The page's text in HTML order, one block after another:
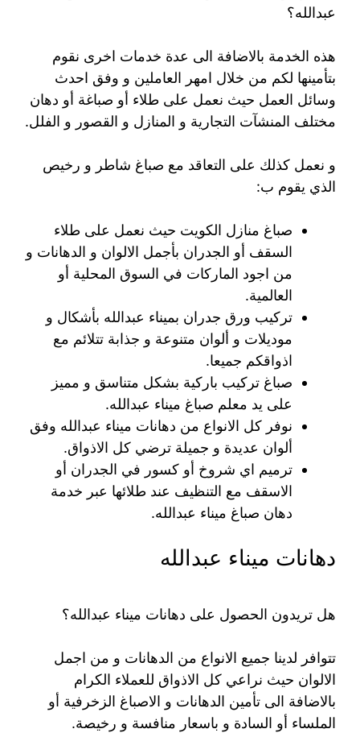
عبدالله؟
هذه الخدمة بالاضافة الى عدة خدمات اخرى نقوم
بتأمينها لكم من خلال امهر العاملين و وفق احدث
وسائل العمل حيث نعمل على طلاء أو صباغة أو دهان
مختلف المنشآت التجارية و المنازل و القصور و الفلل.
و نعمل كذلك على التعاقد مع صباغ شاطر و رخيص
الذي يقوم ب:
صباغ منازل الكويت حيث نعمل على طلاء
السقف أو الجدران بأجمل الالوان و الدهانات و
من اجود الماركات في السوق المحلية أو
العالمية.
تركيب ورق جدران بميناء عبدالله بأشكال و
موديلات و ألوان متنوعة و جذابة تتلائم مع
اذواقكم جميعا.
صباغ تركيب باركية بشكل متناسق و مميز
على يد معلم صباغ ميناء عبدالله.
نوفر كل الانواع من دهانات ميناء عبدالله وفق
ألوان عديدة و جميلة ترضي كل الاذواق.
ترميم اي شروخ أو كسور في الجدران أو
الاسقف مع التنظيف عند طلائها عبر خدمة
دهان صباغ ميناء عبدالله.
دهانات ميناء عبدالله
هل تريدون الحصول على دهانات ميناء عبدالله؟
تتوافر لدينا جميع الانواع من الدهانات و من اجمل
الالوان حيث نراعي كل الاذواق للعملاء الكرام
بالاضافة الى تأمين الدهانات و الاصباغ الزخرفية أو
الملساء أو السادة و باسعار منافسة و رخيصة.